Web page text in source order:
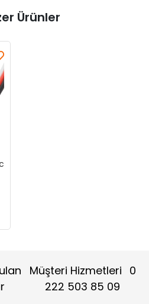
Ürünler
Müşteri Hizmetleri 0
222 503 85 09